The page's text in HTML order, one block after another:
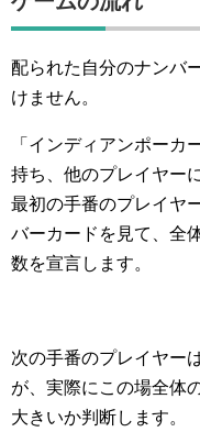
配られた自分のナンバ
けません。
「インディアンポーカ
持ち、他のプレイヤー
最初の手番のプレイヤ
バーカードを見て、全
数を宣言します。
次の手番のプレイヤー
が、実際にこの場全体
大きいか判断します。